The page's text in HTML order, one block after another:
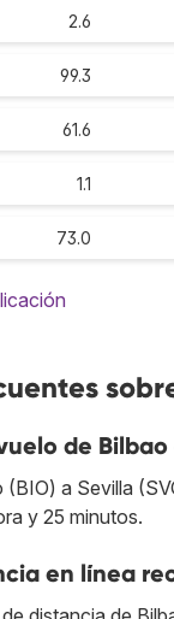
2.6
99.3
61.6
1.1
73.0
de Bilbao
a Sevilla
y 25 minutos.
en línea